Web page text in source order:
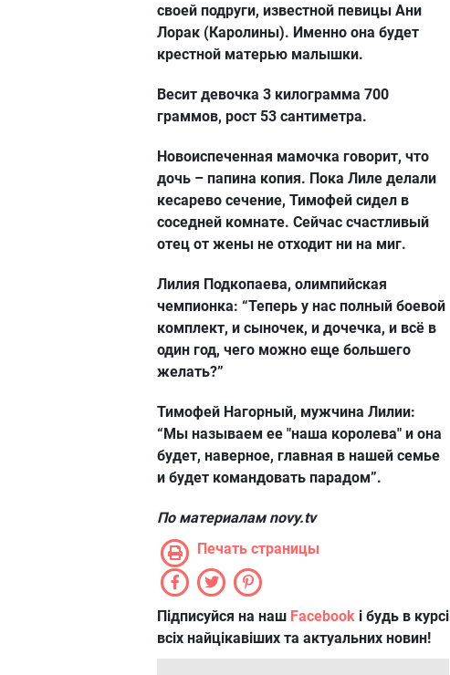
своей подруги, известной певицы Ани
Лорак (Каролины). Именно она будет
крестной матерью малышки.
Весит девочка 3 килограмма 700
граммов, рост 53 сантиметра.
Новоиспеченная мамочка говорит, что
дочь – папина копия. Пока Лиле делали
кесарево сечение, Тимофей сидел в
соседней комнате. Сейчас счастливый
отец от жены не отходит ни на миг.
Лилия Подкопаева, олимпийская
чемпионка: “Теперь у нас полный боевой
комплект, и сыночек, и дочечка, и всё в
один год, чего можно еще большего
желать?”
Тимофей Нагорный, мужчина Лилии:
“Мы называем ее "наша королева" и она
будет, наверное, главная в нашей семье
и будет командовать парадом”.
По материалам novy.tv
Печать страницы
Підписуйся на наш Facebook і будь в курсі
всіх найцікавіших та актуальних новин!